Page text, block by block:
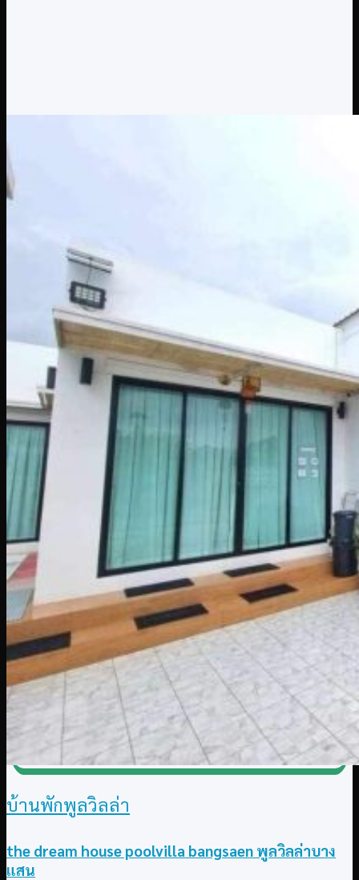
บ้านพักพูลวิลล่า
the dream house poolvilla bangsaen พูลวิลล่าบาง
แสน